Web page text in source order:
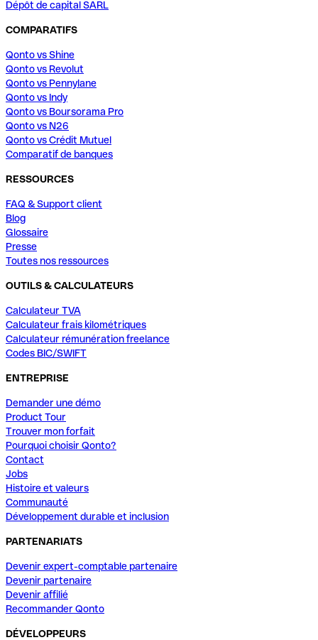
Dépôt de capital SARL
COMPARATIFS
Qonto vs Shine
Qonto vs Revolut
Qonto vs Pennylane
Qonto vs Indy
Qonto vs Boursorama Pro
Qonto vs N26
Qonto vs Crédit Mutuel
Comparatif de banques
RESSOURCES
FAQ & Support client
Blog
Glossaire
Presse
Toutes nos ressources
OUTILS & CALCULATEURS
Calculateur TVA
Calculateur frais kilométriques
Calculateur rémunération freelance
Codes BIC/SWIFT
ENTREPRISE
Demander une démo
Product Tour
Trouver mon forfait
Pourquoi choisir Qonto?
Contact
Jobs
Histoire et valeurs
Communauté
Développement durable et inclusion
PARTENARIATS
Devenir expert-comptable partenaire
Devenir partenaire
Devenir affilié
Recommander Qonto
DÉVELOPPEURS